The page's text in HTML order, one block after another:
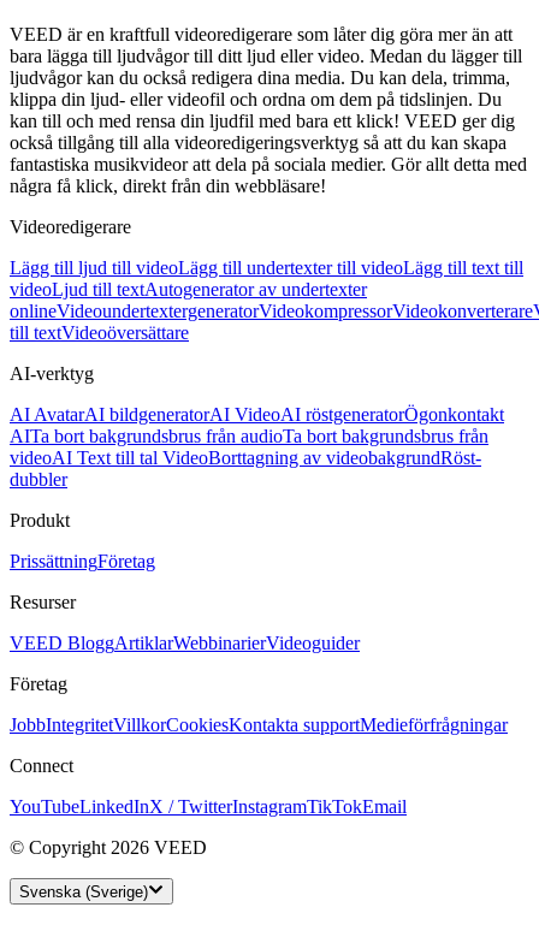
VEED är en kraftfull videoredigerare som låter dig göra mer än att
bara lägga till ljudvågor till ditt ljud eller video. Medan du lägger till
ljudvågor kan du också redigera dina media. Du kan dela, trimma,
klippa din ljud- eller videofil och ordna om dem på tidslinjen. Du
kan till och med rensa din ljudfil med bara ett klick! VEED ger dig
också tillgång till alla videoredigeringsverktyg så att du kan skapa
fantastiska musikvideor att dela på sociala medier. Gör allt detta med
några få klick, direkt från din webbläsare!
Videoredigerare
Lägg till ljud till videoLägg till undertexter till videoLägg till text till
videoLjud till textAutogenerator av undertexter
onlineVideoundertextergeneratorVideokompressorVideokonverterare
till textVideoöversättare
AI-verktyg
AI AvatarAI bildgeneratorAI VideoAI röstgeneratorÖgonkontakt
AITa bort bakgrundsbrus från audioTa bort bakgrundsbrus från
videoAI Text till tal VideoBorttagning av videobakgrundRöst-
dubbler
Produkt
PrissättningFöretag
Resurser
VEED BloggArtiklarWebbinarierVideoguider
Företag
JobbIntegritetVillkorCookiesKontakta supportMedieförfrågningar
Connect
YouTubeLinkedInX / TwitterInstagramTikTokEmail
© Copyright 2026 VEED
Svenska (Sverige)